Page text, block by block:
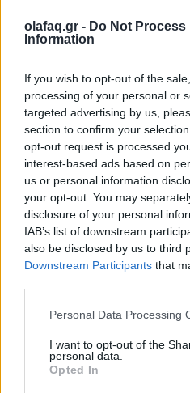
olafaq.gr - Do Not Process
Information
If you wish to opt-out of the
processing of your personal or
targeted advertising by us,
section to confirm your
opt-out request is processed
interest-based ads based on
us or personal information
your opt-out. You may
disclosure of your personal
IAB’s list of downstream
also be disclosed by us to third
Downstream Participants that
Personal Data Processing
I want to opt-out of the
personal data.
Opted In
τελευταίες δεκαετίες
διαγράμματα για το νέο